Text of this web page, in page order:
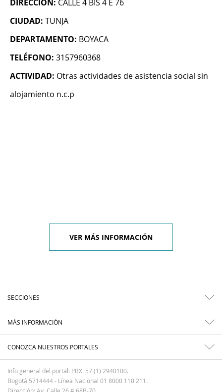
DIRECCIÓN: CALLE 4 BIS 4 E 76
CIUDAD: TUNJA
DEPARTAMENTO: BOYACA
TELÉFONO: 3157960368
ACTIVIDAD: Otras actividades de asistencia social sin
alojamiento n.c.p
VER MÁS INFORMACIÓN
SECCIONES
MÁS INFORMACIÓN
CONOZCA NUESTROS PORTALES
Info general del portal: PBX: 57 (1) 2940100.
Bogotá 5714444 - Línea Nacional 01 8000 110 211.